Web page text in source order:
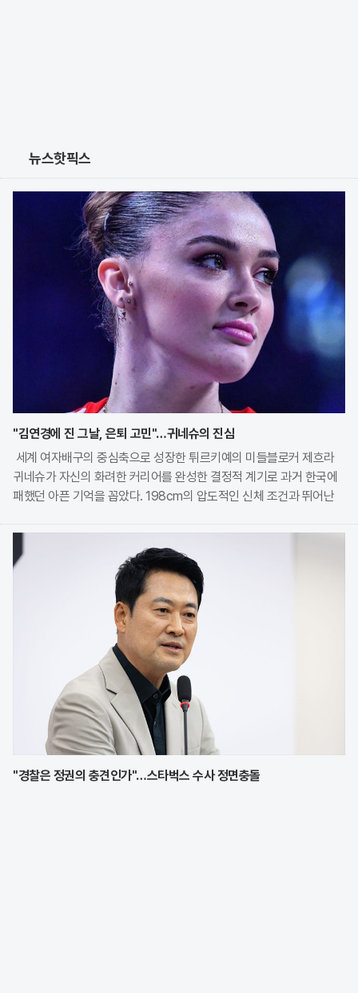
뉴스핫픽스
"김연경에 진 그날, 은퇴 고민"…귀네슈의 진심
세계 여자배구의 중심축으로 성장한 튀르키예의 미들블로커 제흐라
귀네슈가 자신의 화려한 커리어를 완성한 결정적 계기로 과거 한국에
패했던 아픈 기억을 꼽았다. 198cm의 압도적인 신체 조건과 뛰어난
지 언론과의 인터뷰를 통해 2020 도쿄 올림픽
"경찰은 정권의 충견인가"…스타벅스 수사 정면충돌